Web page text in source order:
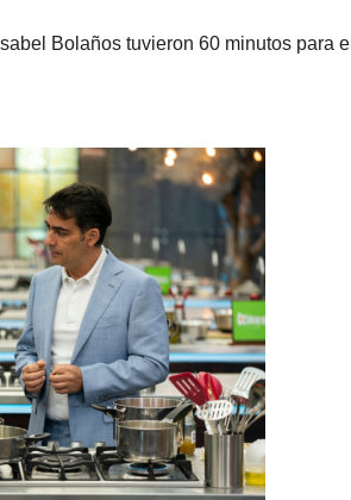
Bolaños tuvieron 60 minutos para